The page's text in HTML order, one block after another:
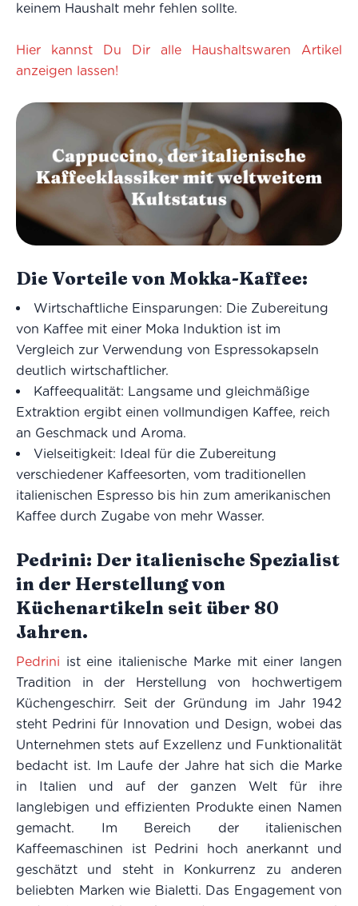
keinem Haushalt mehr fehlen sollte.
Hier kannst Du Dir alle Haushaltswaren Artikel
anzeigen lassen!
Die Vorteile von Mokka-Kaffee:
Wirtschaftliche Einsparungen: Die Zubereitung
von Kaffee mit einer Moka Induktion ist im
Vergleich zur Verwendung von Espressokapseln
deutlich wirtschaftlicher.
Kaffeequalität: Langsame und gleichmäßige
Extraktion ergibt einen vollmundigen Kaffee, reich
an Geschmack und Aroma.
Vielseitigkeit: Ideal für die Zubereitung
verschiedener Kaffeesorten, vom traditionellen
italienischen Espresso bis hin zum amerikanischen
Kaffee durch Zugabe von mehr Wasser.
Pedrini: Der italienische Spezialist
in der Herstellung von
Küchenartikeln seit über 80
Jahren.
Pedrini ist eine italienische Marke mit einer langen
Tradition in der Herstellung von hochwertigem
Küchengeschirr. Seit der Gründung im Jahr 1942
steht Pedrini für Innovation und Design, wobei das
Unternehmen stets auf Exzellenz und Funktionalität
bedacht ist. Im Laufe der Jahre hat sich die Marke
in Italien und auf der ganzen Welt für ihre
langlebigen und effizienten Produkte einen Namen
gemacht. Im Bereich der italienischen
Kaffeemaschinen ist Pedrini hoch anerkannt und
geschätzt und steht in Konkurrenz zu anderen
beliebten Marken wie Bialetti. Das Engagement von